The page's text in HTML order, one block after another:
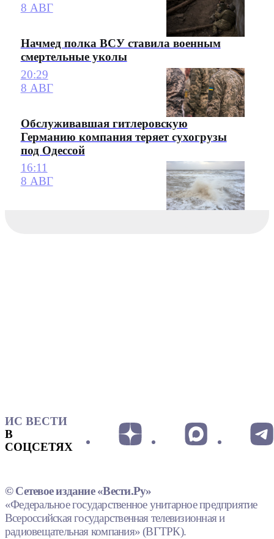
8 АВГ
Начмед полка ВСУ ставила военным
смертельные уколы
20:29
8 АВГ
Обслуживавшая гитлеровскую
Германию компания теряет сухогрузы
под Одессой
16:11
8 АВГ
ИС ВЕСТИ
В
СОЦСЕТЯХ
© Сетевое издание «Вести.Ру»
«Федеральное государственное унитарное предприятие
Всероссийская государственная телевизионная и
радиовещательная компания» (ВГТРК).